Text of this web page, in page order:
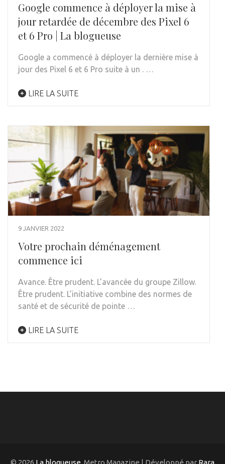
Google commence à déployer la mise à
jour retardée de décembre des Pixel 6
et 6 Pro | La blogueuse
Google a commencé à déployer la dernière mise à
jour des Pixel 6 et 6 Pro suite à un . …
LIRE LA SUITE
9 JANVIER 2022
Votre prochain déménagement
commence ici
Avance. Être prudent. L’avancée du groupe Zillow.
Être prudent. L’initiative combine des normes de
santé et de sécurité de pointe …
LIRE LA SUITE